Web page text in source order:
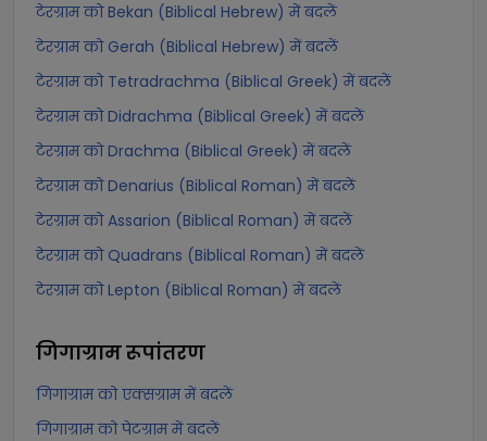
टेरग्राम को Bekan (Biblical Hebrew) में बदलें
टेरग्राम को Gerah (Biblical Hebrew) में बदलें
टेरग्राम को Tetradrachma (Biblical Greek) में बदलें
टेरग्राम को Didrachma (Biblical Greek) में बदलें
टेरग्राम को Drachma (Biblical Greek) में बदलें
टेरग्राम को Denarius (Biblical Roman) में बदलें
टेरग्राम को Assarion (Biblical Roman) में बदलें
टेरग्राम को Quadrans (Biblical Roman) में बदलें
टेरग्राम को Lepton (Biblical Roman) में बदलें
गिगाग्रामरूपांतरण
गिगाग्राम को एक्सग्राम में बदलें
गिगाग्राम को पेटग्राम में बदलें